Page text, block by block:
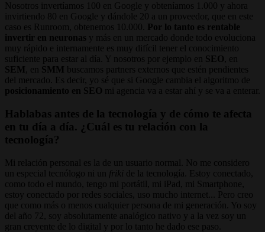
Nosotros invertíamos 100 en Google y obteníamos 1.000 y ahora
invirtiendo 80 en Google y dándole 20 a un proveedor, que en este
caso es Runroom, obtenemos 10.000.
Por lo tanto es rentable
invertir en neuronas y más en un mercado donde todo evoluciona
muy rápido e internamente es muy difícil tener el conocimiento
suficiente para estar al día. Y nosotros por ejemplo en SEO , en
SEM
, en SMM buscamos partners externos que estén pendientes
del mercado. Es decir, yo sé que si Google cambia el algoritmo de
posicionamiento en SEO mi agencia va a estar ahí y se va a enterar.
Hablabas antes de la tecnología y de cómo te afecta
en tu día a día. ¿Cuál es tu relación con la
tecnología?
Mi relación personal es la de un usuario normal. No me considero
un especial tecnólogo ni un friki de la tecnología. Estoy conectado,
como todo el mundo, tengo mi portátil, mi iPad, mi Smartphone,
estoy conectado por redes sociales, uso mucho internet... Pero creo
que como más o menos cualquier persona de mi generación. Yo soy
del año 72, soy absolutamente analógico nativo y a la vez soy un
gran creyente de lo digital y por lo tanto he dado ese paso.